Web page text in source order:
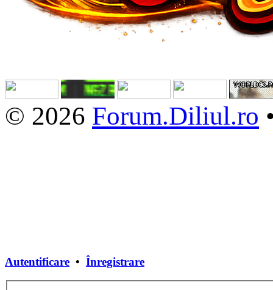
© 2026 Forum.Diliul.ro
Autentificare • Înregistrare